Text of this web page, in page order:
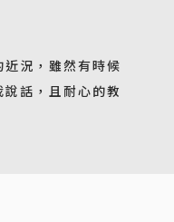
況，雖然有時候
話，且耐心的教